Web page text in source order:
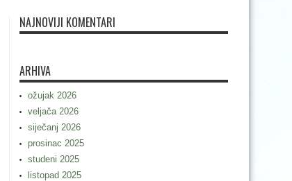
NAJNOVIJI KOMENTARI
ARHIVA
ožujak 2026
veljača 2026
siječanj 2026
prosinac 2025
studeni 2025
listopad 2025